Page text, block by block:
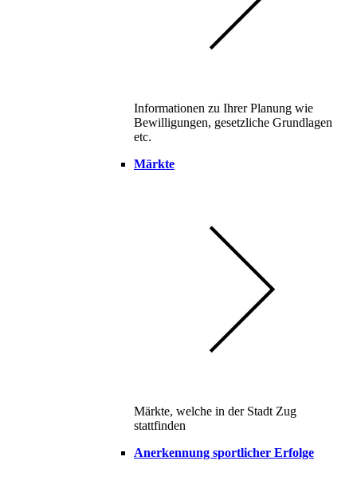
Informationen zu Ihrer Planung wie
Bewilligungen, gesetzliche Grundlagen
etc.
Märkte
Märkte, welche in der Stadt Zug
stattfinden
Anerkennung sportlicher Erfolge